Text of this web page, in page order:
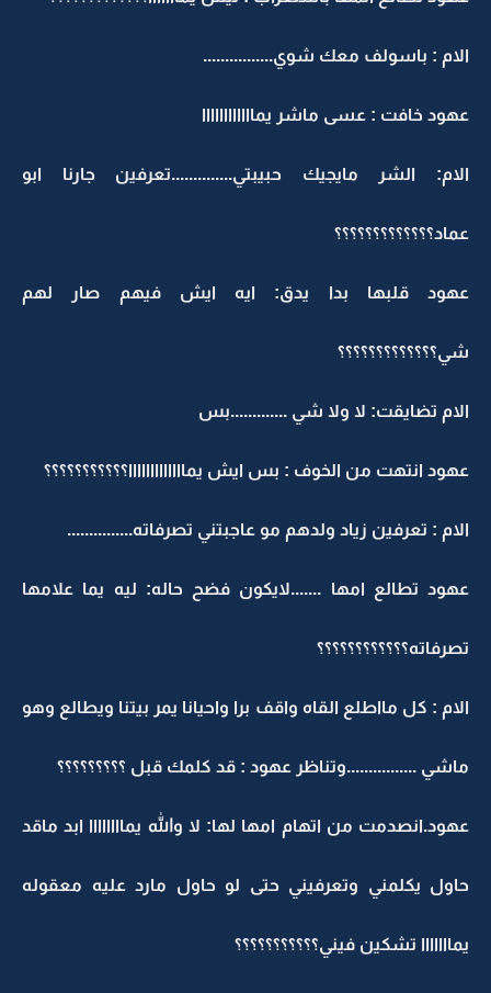
الام : باسولف معك شوي................
عهود خافت : عسى ماشر يماااااااااااا
الام: الشر مايجيك حبيبتي..............تعرفين جارنا ابو
عماد؟؟؟؟؟؟؟؟؟؟؟؟؟
عهود قلبها بدا يدق: ايه ايش فيهم صار لهم
شي؟؟؟؟؟؟؟؟؟؟؟؟؟
الام تضايقت: لا ولا شي .............بس
عهود انتهت من الخوف : بس ايش يمااااااااااااا؟؟؟؟؟؟؟؟؟؟؟
الام : تعرفين زياد ولدهم مو عاجبتني تصرفاته...............
عهود تطالع امها .......لايكون فضح حاله: ليه يما علامها
تصرفاته؟؟؟؟؟؟؟؟؟؟؟؟
الام : كل مااطلع القاه واقف برا واحيانا يمر بيتنا ويطالع وهو
ماشي ................وتناظر عهود : قد كلمك قبل ؟؟؟؟؟؟؟؟؟
عهود.انصدمت من اتهام امها لها: لا والله يماااااااا ابد ماقد
حاول يكلمني وتعرفيني حتى لو حاول مارد عليه معقوله
يمااااااا تشكين فيني؟؟؟؟؟؟؟؟؟؟؟